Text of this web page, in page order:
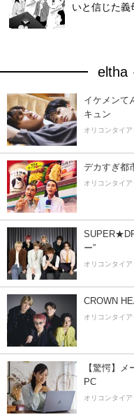
いと信じた義
eltha
イケメンて
キュン
オリコンタイ
デカすぎ都
オリコンタイ
ー”
オリコンタイ
CROWN
オリコンタイ
【驚愕】
PC
オリコンタイ